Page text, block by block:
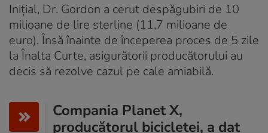
Inițial, Dr. Gordon a cerut despăgubiri de 10
milioane de lire sterline (11,7 milioane de
euro). Însă înainte de începerea proces de 5 zile
la Înalta Curte, asigurătorii producătorului au
decis să rezolve cazul pe cale amiabilă.
Compania Planet X,
producătorul bicicletei, a dat